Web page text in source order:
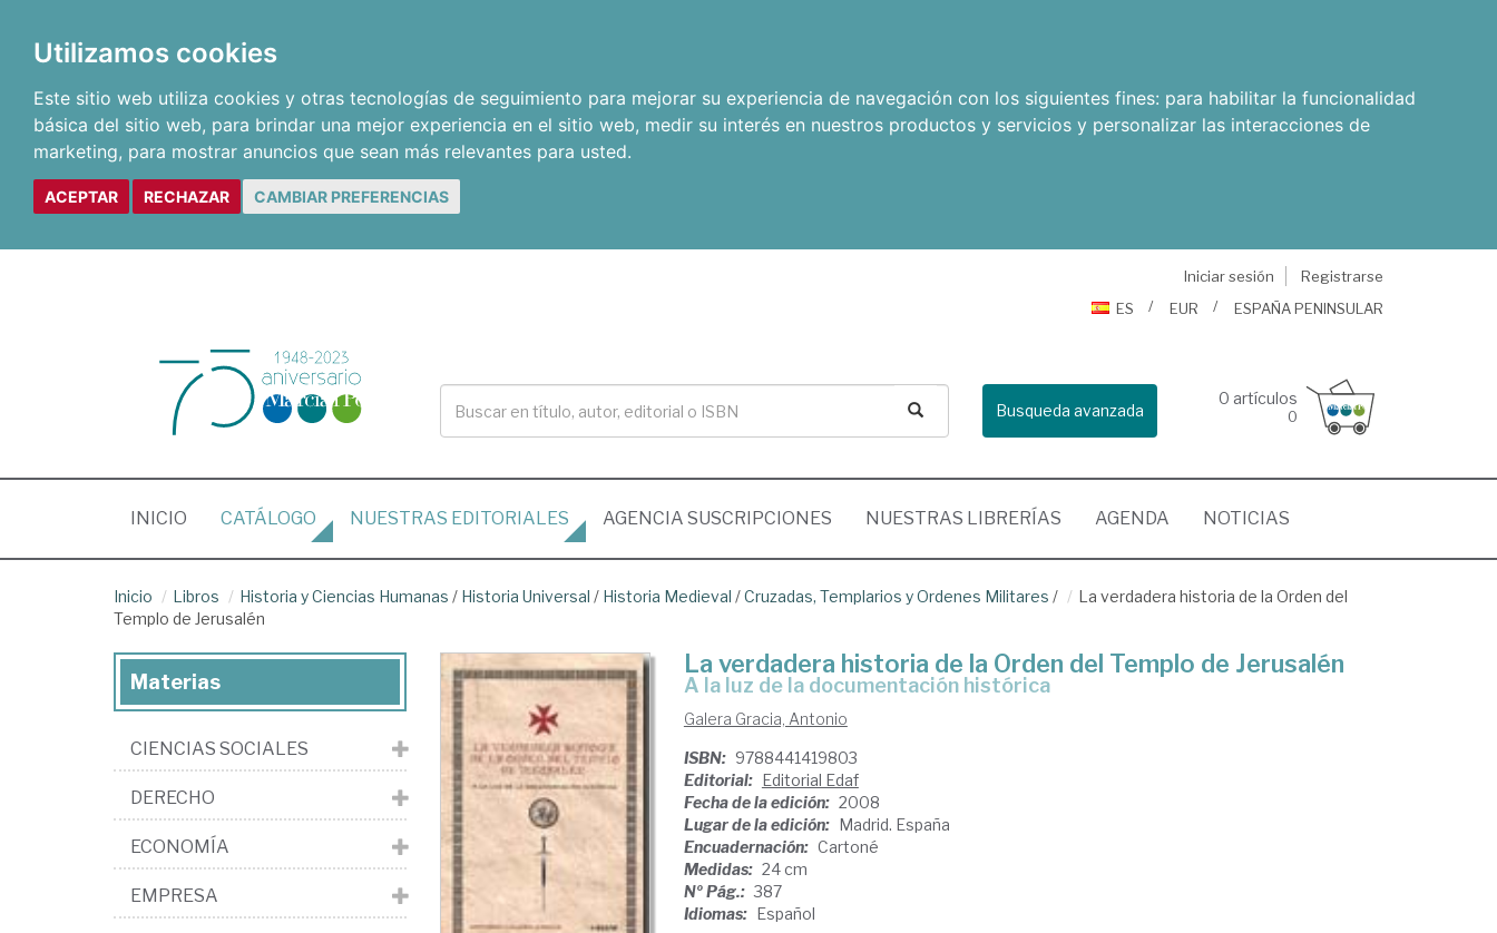
Utilizamos cookies
Este sitio web utiliza cookies y otras tecnologías de seguimiento para mejorar su experiencia de navegación con los siguientes fines: para habilitar la funcionalidad
básica del sitio web, para brindar una mejor experiencia en el sitio web, medir su interés en nuestros productos y servicios y personalizar las interacciones de
marketing, para mostrar anuncios que sean más relevantes para usted.
ACEPTAR RECHAZAR CAMBIAR PREFERENCIAS
Iniciar sesión
Registrarse
ES
EUR ESPAÑA PENINSULAR
Busqueda avanzada
0 artículos
0
INICIO (CURRENT)
CATÁLOGO NUESTRAS EDITORIALES AGENCIA SUSCRIPCIONES NUESTRAS LIBRERÍAS AGENDA NOTICIAS
Inicio Libros Historia y Ciencias Humanas / Historia Universal / Historia Medieval /Cruzadas, Templarios y Ordenes Militares /
La verdadera historia de la Orden del
Templo de Jerusalén
La verdadera historia de la Orden del Templo de Jerusalén
a la luz de la documentación histórica
Galera Gracia, Antonio
ISBN: 9788441419803
Editorial: Editorial Edaf
Fecha de la edición: 2008
Lugar de la edición: Madrid. España
Encuadernación: Cartoné
Medidas: 24 cm
Nº Pág.: 387
Idiomas: Español
Materias
CIENCIAS SOCIALES
DERECHO
ECONOMÍA
EMPRESA